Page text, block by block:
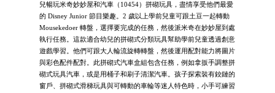
兒暢玩米奇妙妙屋和汽車（10454）拼砌玩具，盡情享受他們最愛
的 Disney Junior 節目樂趣。2 歲以上學前兒童可跟土豆一起轉動
Mousekedoer 轉盤，選擇要完成的任務，然後派米奇在妙妙屋到處
執行任務。這款適合幼兒的拼砌式分類玩具幫助學前兒童透過創意
遊戲學習。他們可跟大人輪流旋轉轉盤，然後運用配對能力將圖片
與彩色配件配對。此拼砌式汽車盒組包含任務，例如拿扳手調整拼
砌式玩具汽車，或是用桶子和刷子清潔汽車。孩子探索裝有鉸鏈的
窗戶、拼砌式滑梯玩具與可轉動的車輪等迷人特色時，小手可練習